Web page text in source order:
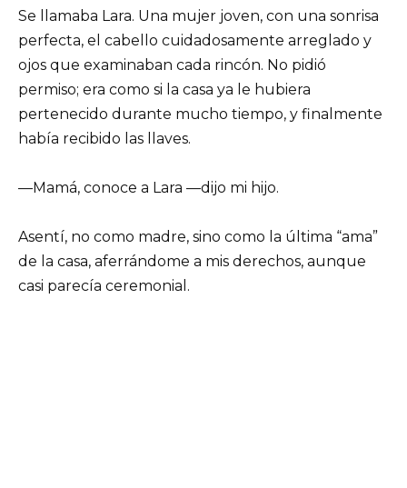
Se llamaba Lara. Una mujer joven, con una sonrisa
perfecta, el cabello cuidadosamente arreglado y
ojos que examinaban cada rincón. No pidió
permiso; era como si la casa ya le hubiera
pertenecido durante mucho tiempo, y finalmente
había recibido las llaves.
—Mamá, conoce a Lara —dijo mi hijo.
Asentí, no como madre, sino como la última “ama”
de la casa, aferrándome a mis derechos, aunque
casi parecía ceremonial.